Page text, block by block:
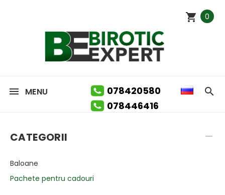
0
MENU
078420580
078446416
CATEGORII
Baloane
Pachete pentru cadouri